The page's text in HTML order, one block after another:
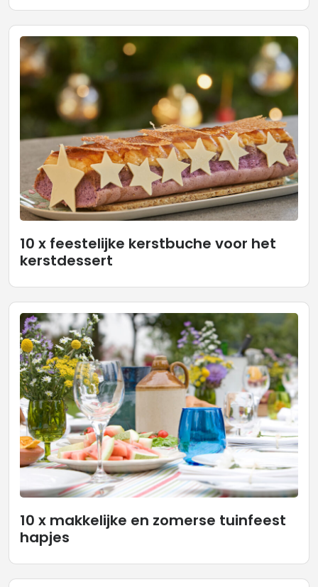
10 x feestelijke kerstbuche voor het
kerstdessert
10 x makkelijke en zomerse tuinfeest
hapjes